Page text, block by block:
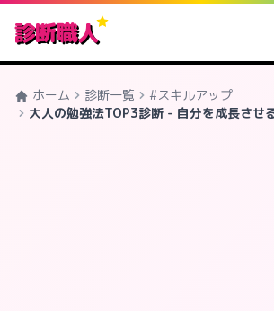
診断職人
ホーム 診断一覧
#スキルアップ
大人の勉強法TOP3診断 - 自分を成長させ